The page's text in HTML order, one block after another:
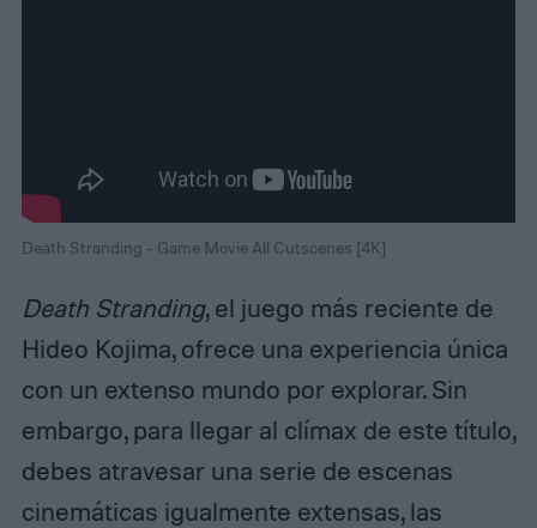
Death Stranding - Game Movie All Cutscenes [4K]
Death Stranding, el juego más reciente de
Hideo Kojima, ofrece una experiencia única
con un extenso mundo por explorar. Sin
embargo, para llegar al clímax de este título,
debes atravesar una serie de escenas
cinemáticas igualmente extensas, las